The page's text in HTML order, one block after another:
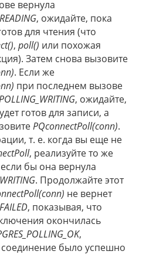
вернула
, ожидайте, пока
для чтения (что
, poll() или похожая
Затем снова вызовите
. Если же
при последнем вызове
, ожидайте,
готов для записи, а
PQconnectPoll(conn).
т. е. когда вы еще не
, реализуйте то же
бы она вернула
. Продолжайте этот
не вернет
, показывая, что
окончилась
,
соединение было успешно